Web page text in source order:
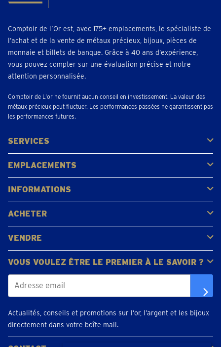
Comptoir de l’Or est, avec 175+ emplacements, le spécialiste de
l’achat et de la vente de métaux précieux, bijoux, pièces de
monnaie et billets de banque. Grâce à 40 ans d’expérience,
vous pouvez compter sur une évaluation précise et notre
attention personnalisée.
Comptoir de L'or ne fournit aucun conseil en investissement. La valeur des
métaux précieux peut fluctuer. Les performances passées ne garantissent pas
les performances futures.
SERVICES
Acheter
Vendre
Vente aux enchères
EMPLACEMENTS
Gerpinnes
Liège
Namur
Waterloo
Woluwe-Saint-Lambert
Voir tous les emplacements
INFORMATIONS
FAQ
Avis clients
ACHETER
Acheter de l'or
Acheter des pièces
Acheter de l'argent
VENDRE
Bijoux en or
Pièces d'or
Lingots d'or
VOUS VOULEZ ÊTRE LE PREMIER À LE SAVOIR ?
Actualités, conseils et promotions sur l’or, l’argent et les bijoux
directement dans votre boîte mail.